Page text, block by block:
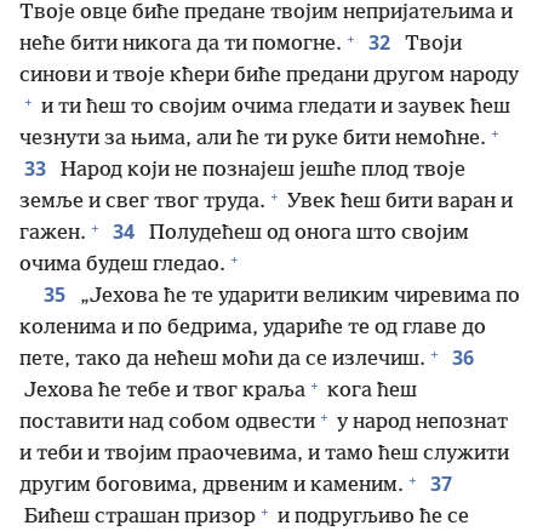
Твоје овце биће предане твојим непријатељима и
неће бити никога да ти помогне. + 32
Твоји
синови и твоје кћери биће предани другом народу
+ и ти ћеш то својим очима гледати и заувек ћеш
чезнути за њима, али ће ти руке бити немоћне. +
33
Народ који не познајеш јешће плод твоје
земље и свег твог труда. + Увек ћеш бити варан и
гажен. + 34
Полудећеш од онога што својим
очима будеш гледао. +
35
„Јехова ће те ударити великим чиревима по
коленима и по бедрима, удариће те од главе до
пете, тако да нећеш моћи да се излечиш. + 36
Јехова ће тебе и твог краља + кога ћеш
поставити над собом одвести + у народ непознат
и теби и твојим праочевима, и тамо ћеш служити
другим боговима, дрвеним и каменим. + 37
Бићеш страшан призор + и подругљиво ће се